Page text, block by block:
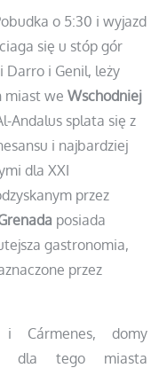
o 5:30 i wyjazd
się u stóp gór
Darro i Genil, leży
miast weWschodniej
Andalus splata się z
i najbardziej
dla XXI
przez
posiada
gastronomia,
przez
i Cármenes, domy
dla tego miasta